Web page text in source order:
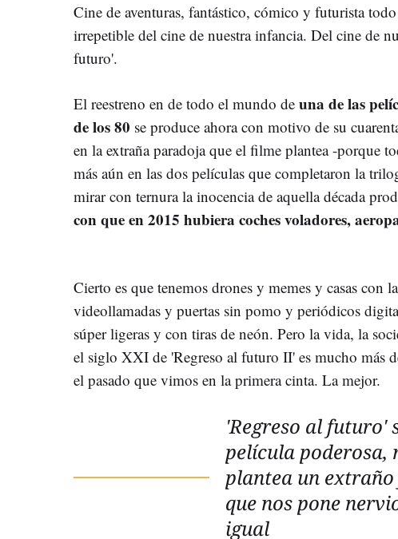
Cine de aventuras, fantástico, cómico y futurista
irrepetible del cine de nuestra infancia. Del cine de
futuro'.
El reestreno en de todo el mundo de una de las
de los 80 se produce ahora con motivo de su
en la extraña paradoja que el filme plantea -porque
más aún en las dos películas que completaron la
mirar con ternura la inocencia de aquella década
con que en 2015 hubiera coches voladores,
Cierto es que tenemos drones y memes y casas con
videollamadas y puertas sin pomo y periódicos
súper ligeras y con tiras de neón. Pero la vida, la
el siglo XXI de 'Regreso al futuro II' es mucho más
el pasado que vimos en la primera cinta. La mejor.
'Regreso al futuro'
película poderosa,
plantea un
que nos pone
igual